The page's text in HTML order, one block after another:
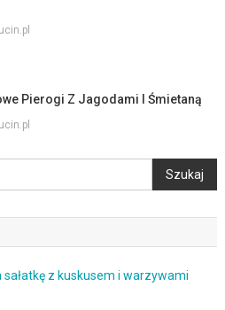
Pierogi Z Jagodami I Śmietaną
Szukaj
z kuskusem i warzywami